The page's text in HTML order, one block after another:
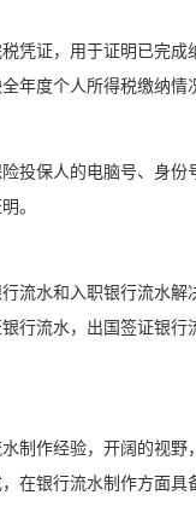
凭证，用于证明已完
年度个人所得税缴纳情
投保人的电脑号、身
。
流水和入职银行流水
行流水，出国签证银
制作经验，开阔的视
在银行流水制作方面具